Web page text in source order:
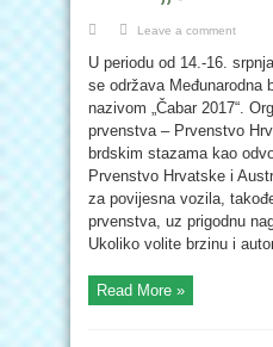
Leave a comment
U periodu od 14.-16.
se održava Međunarodna
nazivom „Čabar 2017“.
prvenstva – Prvenstvo
brdskim stazama kao
Prvenstvo Hrvatske i
za povijesna vozila,
prvenstva, uz prigodnu
Ukoliko volite brzinu i
Read More »